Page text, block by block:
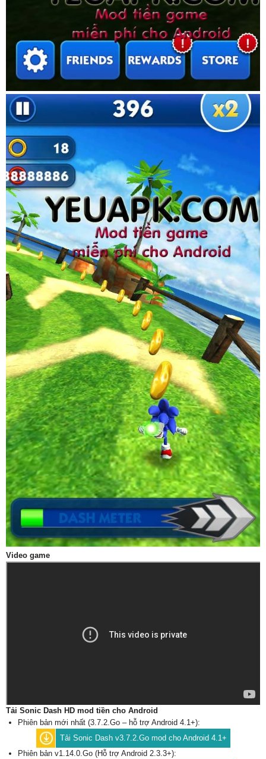
Video game
Tải Sonic Dash HD mod tiền cho Android
Phiên bản mới nhất (3.7.2.Go – hỗ trợ Android 4.1+):
Tải Sonic Dash v3.7.2.Go mod cho Android 4.1+
Phiên bản v1.14.0.Go (Hỗ trợ Android 2.3.3+):